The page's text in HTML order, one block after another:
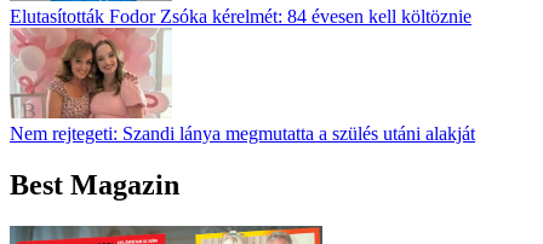
Elutasították Fodor Zsóka kérelmét: 84 évesen kell költöznie
Nem rejtegeti: Szandi lánya megmutatta a szülés utáni alakját
Best Magazin